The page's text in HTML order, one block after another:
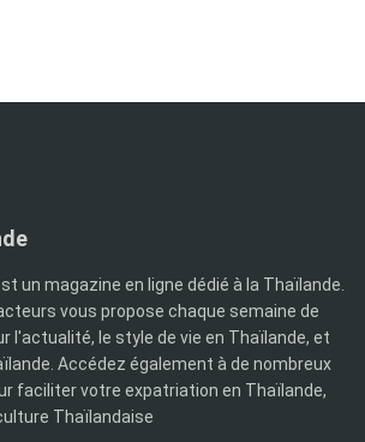
un magazine en ligne dédié à la Thaïlande.
vous propose chaque semaine de
l'actualité, le style de vie en Thaïlande, et
Accédez également à de nombreux
faciliter votre expatriation en Thaïlande,
Thaïlandaise